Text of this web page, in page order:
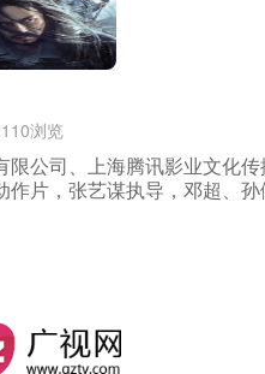
浏览
限公司、上海腾讯影业文化
片，张艺谋执导，邓超、